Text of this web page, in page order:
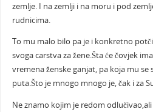
zemlje. I na zemlji i na moru i pod
rudnicima.
To mu malo bilo pa je i konkretno
svoga carstva za žene.Šta će čovjek
vremena ženske ganjat, pa koja mu
puta.Što je mnogo mnogo je, čak i za
Ne znamo kojim je redom